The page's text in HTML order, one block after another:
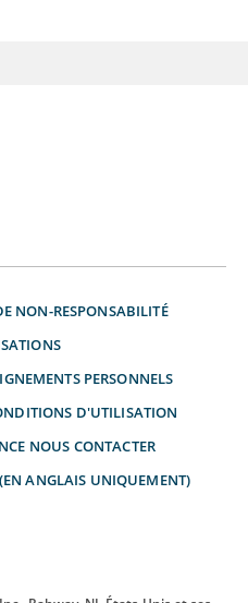
NON-RESPONSABILITÉ
PERSONNELS
D'UTILISATION
NOUS CONTACTER
ANGLAIS UNIQUEMENT)